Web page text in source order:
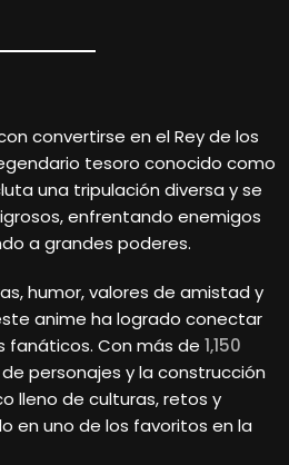
convertirse en el Rey de los
tesoro conocido como
una tripulación diversa y se
enfrentando enemigos
a grandes poderes.
humor, valores de amistad y
anime ha logrado conectar
fanáticos. Con más de 1,150
personajes y la construcción
lleno de culturas, retos y
en uno de los favoritos en la